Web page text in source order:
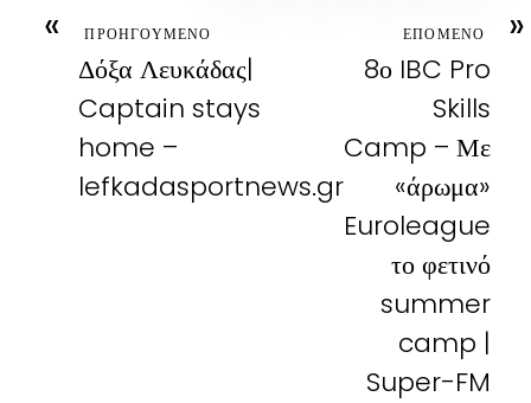
« ΠΡΟΗΓΟΥΜΕΝΟ
Δόξα Λευκάδας|
Captain stays
home –
lefkadasportnews.gr
»
ΕΠΟΜΕΝΟ
8ο IBC Pro
Skills
Camp – Με
«άρωμα»
Euroleague
το φετινό
summer
camp |
Super-FM